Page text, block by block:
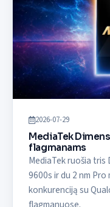
2026-07-29
MediaTek
flagmanams
MediaTek ruošia tris
9600s ir du 2 nm
konkurenciją su